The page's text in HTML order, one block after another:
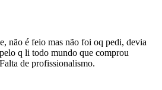
não é feio mas não foi oq pedi, devia
q li todo mundo que comprou
de profissionalismo.